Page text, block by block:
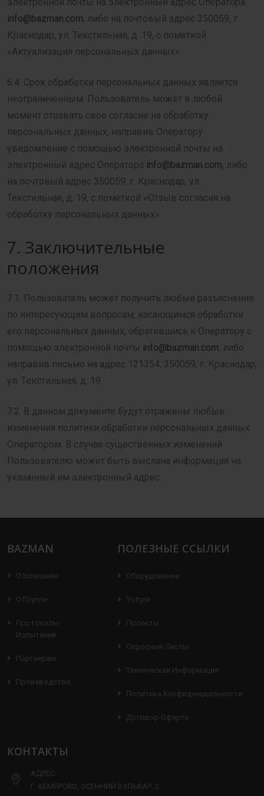
info@bazman.com, либо на почтовый адрес 350059, г.
Краснодар, ул. Текстильная, д. 19, с пометкой
«Актуализация персональных данных»
6.4. Срок обработки персональных данных является
неограниченным. Пользователь может в любой
момент отозвать свое согласие на обработку
персональных данных, направив Оператору
уведомление с помощью электронной почты на
электронный адрес Оператора info@bazman.com, либо
на почтовый адрес 350059, г. Краснодар, ул.
Текстильная, д. 19, с пометкой «Отзыв согласия на
обработку персональных данных».
7. Заключительные
положения
7.1. Пользователь может получить любые разъяснения
по интересующим вопросам, касающимся обработки
его персональных данных, обратившись к Оператору с
помощью электронной почты info@bazman.com, либо
направив письмо на адрес 121354, 350059, г. Краснодар,
ул. Текстильная, д. 19.
7.2. В данном документе будут отражены любые
изменения политики обработки персональных данных
Оператором. В случае существенных изменений
Пользователю может быть выслана информация на
указанный им электронный адрес.
BAZMAN
О Компании
О Группе
Протоколы
Испытаний
Партнерам
Производство
ПОЛЕЗНЫЕ ССЫЛКИ
Оборудование
Услуги
Проекты
Опросные Листы
Техническая Информация
Политика Конфиденциальности
Договор-Оферта
КОНТАКТЫ
АДРЕС:
Г. КЕМЕРОВО, ОСЕННИЙ БУЛЬВАР, 2